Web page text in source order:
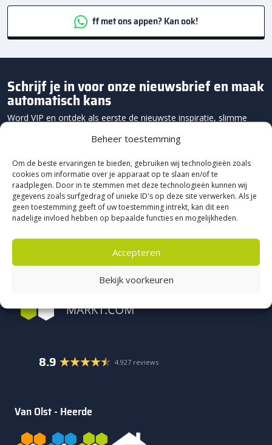
Beheer toestemming
Om de beste ervaringen te bieden, gebruiken wij technologieën zoals
cookies om informatie over je apparaat op te slaan en/of te
raadplegen. Door in te stemmen met deze technologieën kunnen wij
gegevens zoals surfgedrag of unieke ID's op deze site verwerken. Als je
geen toestemming geeft of uw toestemming intrekt, kan dit een
nadelige invloed hebben op bepaalde functies en mogelijkheden.
Accepteren
Bekijk voorkeuren
ff met ons appen? Kan ook!
Schrijf je in voor onze nieuwsbrief en maak
automatisch kans
Word VIP en ontdek als eerste de nieuwste inspiratie, slimme
8.9 4.927 reviews
Van Olst - Heerde